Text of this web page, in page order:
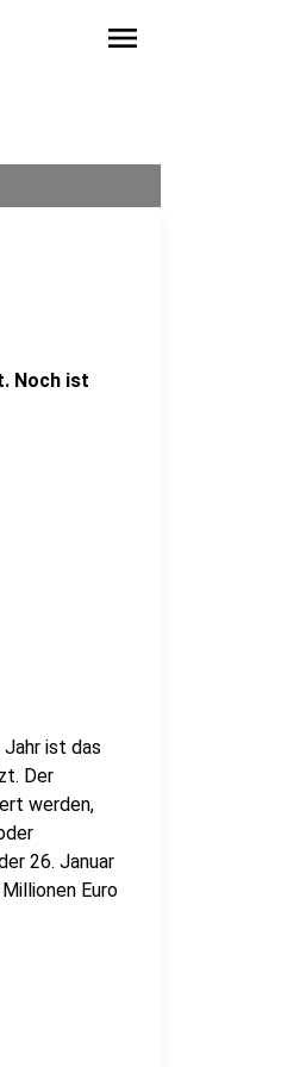
menu
Noch ist
ist das
Der
werden,
26. Januar
Euro